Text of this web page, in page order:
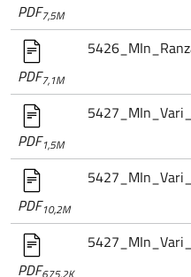
PDF7,5M
PDF7,1M
PDF1,5M
PDF10,2M
PDF